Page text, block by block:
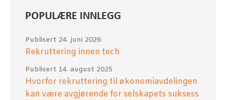
POPULÆRE INNLEGG
Rekruttering innen tech
Publisert 24. juni 2026
Hvorfor rekruttering til økonomiavdelingen
kan være avgjørende for selskapets suksess
Publisert 14. august 2025